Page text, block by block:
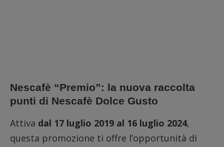
Nescafè “Premio”: la nuova raccolta
punti di Nescafè Dolce Gusto
Attiva dal 17 luglio 2019 al 16 luglio 2024,
questa promozione ti offre l’opportunità di